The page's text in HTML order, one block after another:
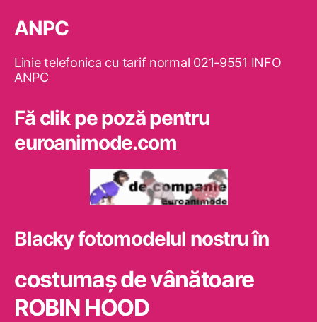
ANPC
Linie telefonica cu tarif normal 021-9551 INFO
ANPC
Fă clik pe poză pentru
euroanimode.com
Blacky fotomodelul nostru în
costumaş de vânătoare
ROBIN HOOD